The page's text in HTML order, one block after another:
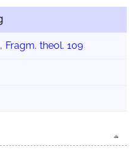
Fragm. theol. 109